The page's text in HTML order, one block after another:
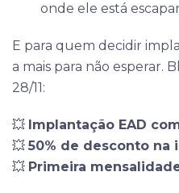
onde ele está
E para quem decidir
a mais para não esperar.
28/11:
💥 Implantação EAD
💥 50% de desconto na
💥 Primeira